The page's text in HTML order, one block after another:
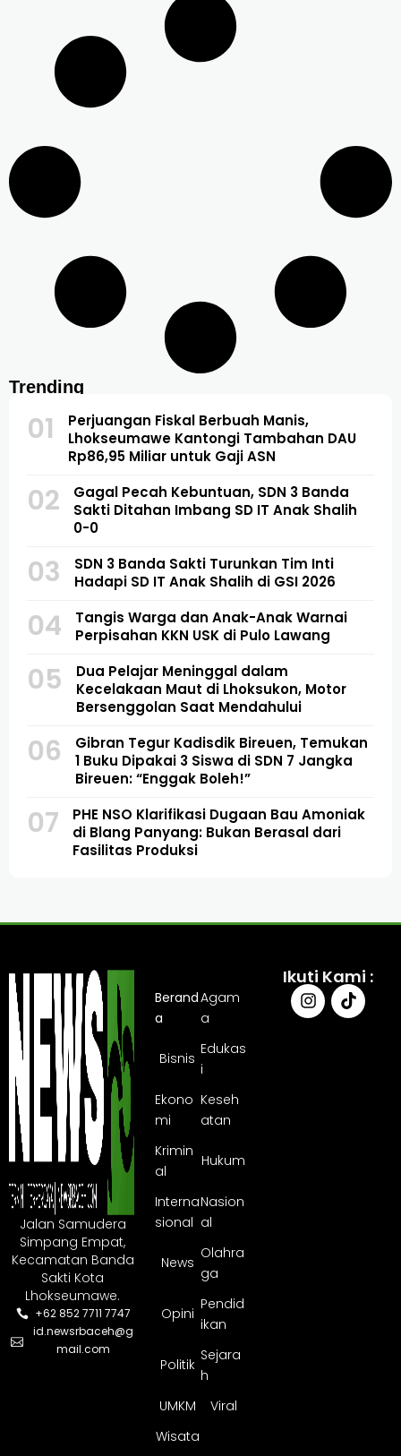
Trending
01
Perjuangan Fiskal Berbuah Manis,
Lhokseumawe Kantongi Tambahan DAU
Rp86,95 Miliar untuk Gaji ASN
02
Gagal Pecah Kebuntuan, SDN 3 Banda
Sakti Ditahan Imbang SD IT Anak Shalih
0-0
03
SDN 3 Banda Sakti Turunkan Tim Inti
Hadapi SD IT Anak Shalih di GSI 2026
04
Tangis Warga dan Anak-Anak Warnai
Perpisahan KKN USK di Pulo Lawang
05
Dua Pelajar Meninggal dalam
Kecelakaan Maut di Lhoksukon, Motor
Bersenggolan Saat Mendahului
06
Gibran Tegur Kadisdik Bireuen, Temukan
1 Buku Dipakai 3 Siswa di SDN 7 Jangka
Bireuen: “Enggak Boleh!”
07
PHE NSO Klarifikasi Dugaan Bau Amoniak
di Blang Panyang: Bukan Berasal dari
Fasilitas Produksi
Jalan Samudera
Simpang Empat,
Kecamatan Banda
Sakti Kota
Lhokseumawe.
+62 852 7711 7747
id.newsrbaceh@g
mail.com
Berand
a
Agam
a
Bisnis
Edukas
i
Ekono
mi
Keseh
atan
Krimin
al
Hukum
Interna
sional
Nasion
al
News
Olahra
ga
Opini
Pendid
ikan
Politik
Sejara
h
UMKM
Viral
Wisata
Ikuti Kami :